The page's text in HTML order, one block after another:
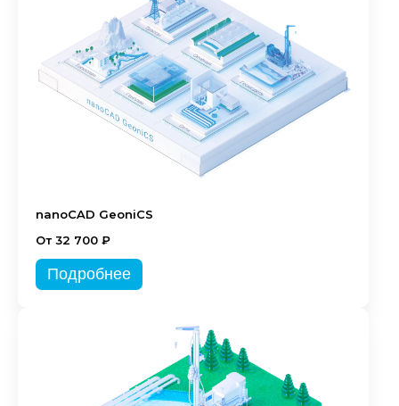
nanoCAD GeoniCS
От 32 700 ₽
Подробнее